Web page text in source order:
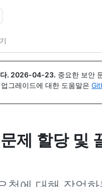
. 2026-04-23. 중요한 보안
그레이드에 대한 도움말은
제 할당 및